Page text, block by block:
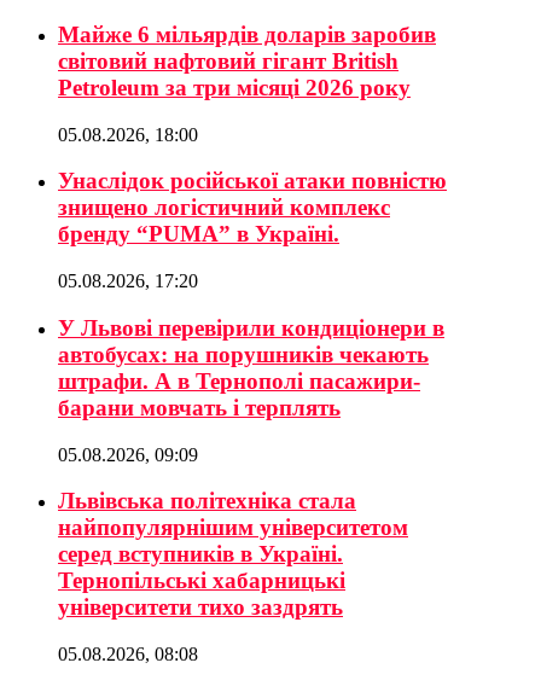
Майже 6 мільярдів доларів заробив
світовий нафтовий гігант British
Petroleum за три місяці 2026 року
05.08.2026, 18:00
Унаслідок російської атаки повністю
знищено логістичний комплекс
бренду “PUMA” в Україні.
05.08.2026, 17:20
У Львові перевірили кондиціонери в
автобусах: на порушників чекають
штрафи. А в Тернополі пасажири-
барани мовчать і терплять
05.08.2026, 09:09
Львівська політехніка стала
найпопулярнішим університетом
серед вступників в Україні.
Тернопільські хабарницькі
університети тихо заздрять
05.08.2026, 08:08